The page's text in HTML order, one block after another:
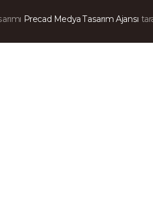
Precad Medya Tasarım Ajansı